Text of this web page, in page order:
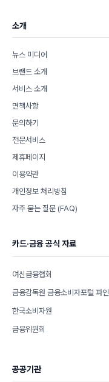
소개
뉴스 미디어
브랜드 소개
서비스 소개
면책사항
문의하기
전문서비스
제휴페이지
이용약관
개인정보 처리방침
자주 묻는 질문 (FAQ)
카드·금융 공식 자료
여신금융협회
금융감독원 금융소비자포털 파인
한국소비자원
금융위원회
공공기관